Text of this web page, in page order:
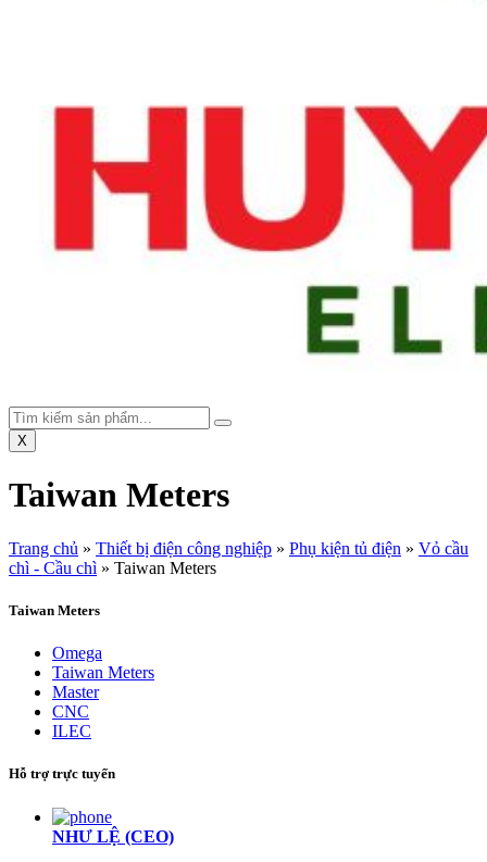
X
Taiwan Meters
Trang chủ » Thiết bị điện công nghiệp » Phụ kiện tủ điện » Vỏ cầu
chì - Cầu chì » Taiwan Meters
Taiwan Meters
Omega
Taiwan Meters
Master
CNC
ILEC
Hỗ trợ trực tuyến
NHƯ LỆ (CEO)